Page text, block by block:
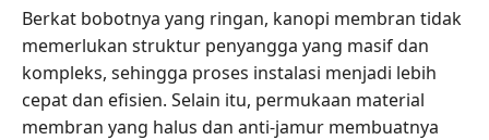
Berkat bobotnya yang ringan, kanopi membran tidak
memerlukan struktur penyangga yang masif dan
kompleks, sehingga proses instalasi menjadi lebih
cepat dan efisien. Selain itu, permukaan material
membran yang halus dan anti-jamur membuatnya